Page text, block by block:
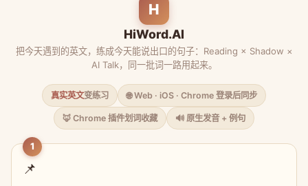
H
HiWord.AI
把今天遇到的英文，练成今天能说出口的句子：Reading × Shadow ×
AI Talk，同一批词一路用起来。
真实英文变练习 🌐 Web · iOS · Chrome 登录后同步
🦊 Chrome 插件划词收藏 🔊 原生发音 + 例句
1
📌